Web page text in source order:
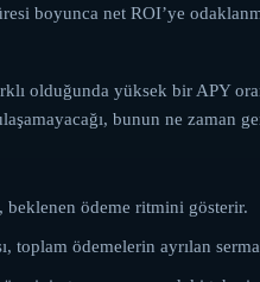
boyunca net ROI’ye
olduğunda yüksek bir APY
bunun ne zaman
beklenen ödeme ritmini gösterir.
toplam ödemelerin ayrılan